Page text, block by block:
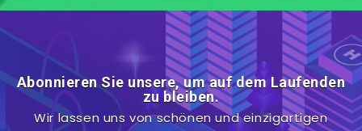
Abonnieren Sie unsere, um auf dem Laufenden
zu bleiben.
Wir lassen uns von schönen und einzigartigen